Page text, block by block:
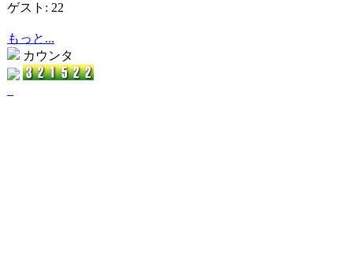
ゲスト: 22
もっと...
カウンタ